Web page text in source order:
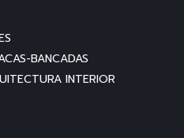
BANCADAS
INTERIOR